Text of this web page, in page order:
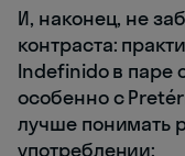
И, наконец, не
контраста:
Indefinido в паре
особенно с
лучше понимать
употреблении: